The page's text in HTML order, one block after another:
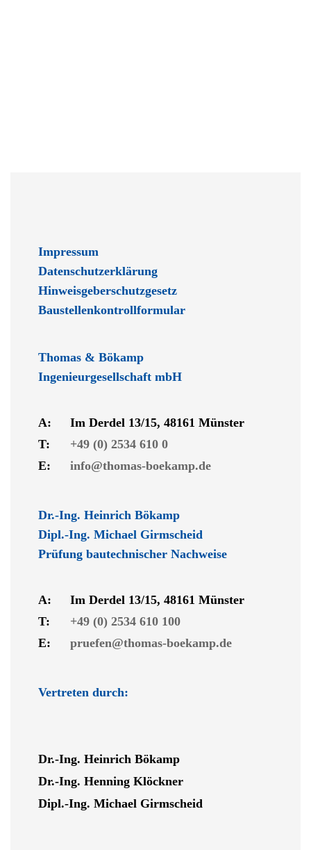
Impressum
Datenschutzerklärung
Hinweisgeberschutzgesetz
Baustellenkontrollformular
Thomas & Bökamp
Ingenieurgesellschaft mbH
A:
Im Derdel 13/15, 48161 Münster
T:
+49 (0) 2534 610 0
E:
info@thomas-boekamp.de
Dr.-Ing. Heinrich Bökamp
Dipl.-Ing. Michael Girmscheid
Prüfung bautechnischer Nachweise
A:
Im Derdel 13/15, 48161 Münster
T:
+49 (0) 2534 610 100
E:
pruefen@thomas-boekamp.de
Vertreten durch:
Dr.-Ing. Heinrich Bökamp
Dr.-Ing. Henning Klöckner
Dipl.-Ing. Michael Girmscheid